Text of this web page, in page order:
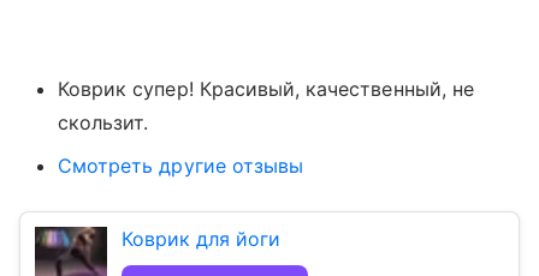
Коврик супер! Красивый, качественный, не
скользит.
Смотреть другие отзывы
Коврик для йоги